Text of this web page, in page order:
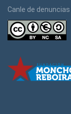
Canle de denuncias